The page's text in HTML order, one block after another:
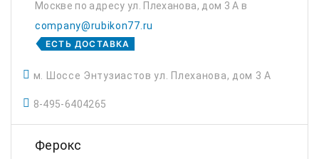
Москве по адресу ул. Плеханова, дом 3 А в
типографии Рубикон
company@rubikon77.ru
ЕСТЬ ДОСТАВКА
м. Шоссе Энтузиастов ул. Плеханова, дом 3 А
8-495-6404265
Ферокс